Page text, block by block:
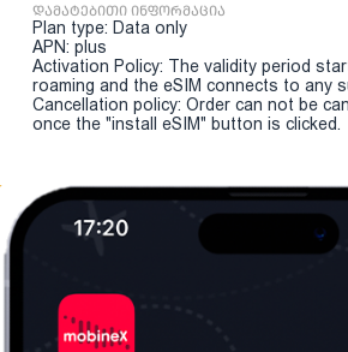
დამატებითი ინფორმაცია
Plan type: Data only
APN: plus
Activation Policy: The validity period
roaming and the eSIM connects to any
Cancellation policy: Order can not be
once the "install eSIM" button is clicked.